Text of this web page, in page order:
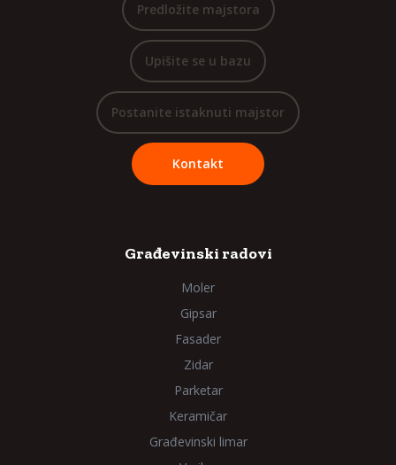
Predložite majstora
Upišite se u bazu
Postanite istaknuti majstor
Kontakt
Građevinski radovi
Moler
Gipsar
Fasader
Zidar
Parketar
Keramičar
Građevinski limar